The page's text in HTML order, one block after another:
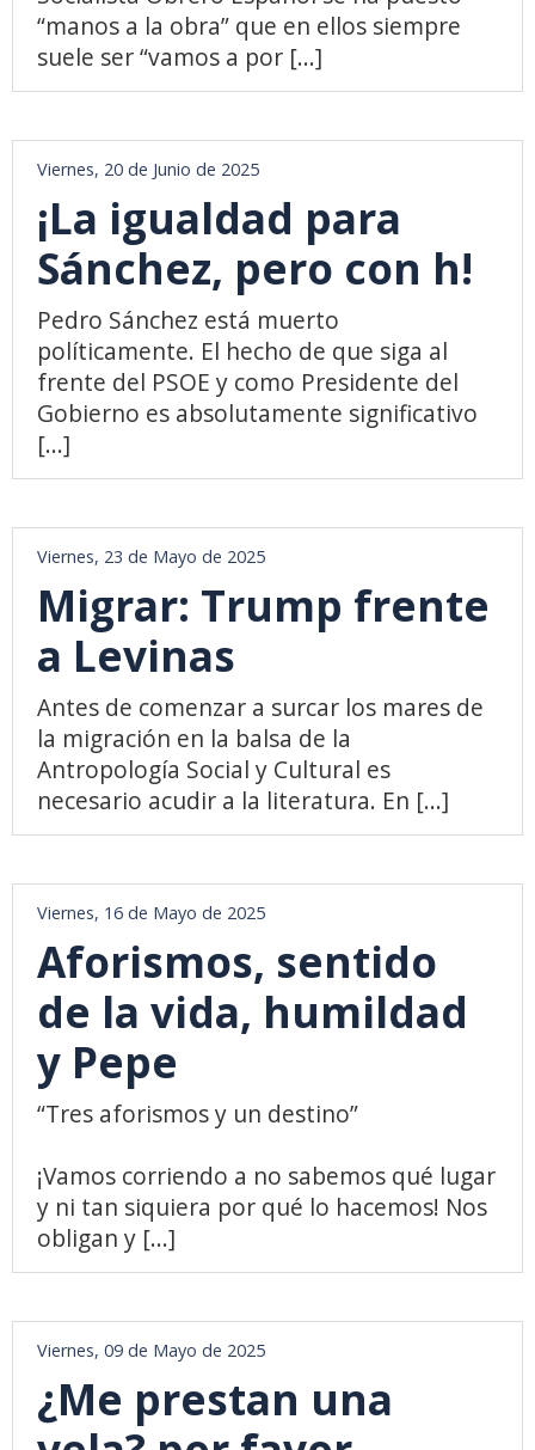
“manos a la obra” que en ellos siempre
suele ser “vamos a por [...]
Viernes, 20 de Junio de 2025
¡La igualdad para
Sánchez, pero con h!
Pedro Sánchez está muerto
políticamente. El hecho de que siga al
frente del PSOE y como Presidente del
Gobierno es absolutamente significativo
[...]
Viernes, 23 de Mayo de 2025
Migrar: Trump frente
a Levinas
Antes de comenzar a surcar los mares de
la migración en la balsa de la
Antropología Social y Cultural es
necesario acudir a la literatura. En [...]
Viernes, 16 de Mayo de 2025
Aforismos, sentido
de la vida, humildad
y Pepe
“Tres aforismos y un destino”
¡Vamos corriendo a no sabemos qué lugar
y ni tan siquiera por qué lo hacemos! Nos
obligan y [...]
Viernes, 09 de Mayo de 2025
¿Me prestan una